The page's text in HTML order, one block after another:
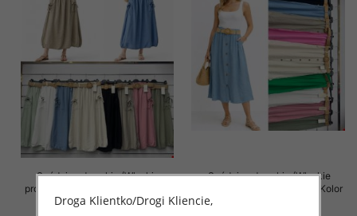
Spódnice damskie (Włoskie
produkt) Roz Standard, Mix Kolor
Paczka 5 szt
Spódnice damskie (Włoskie
produkt) Roz Standard, Mix Kolor
Droga Klientko/Drogi Kliencie,